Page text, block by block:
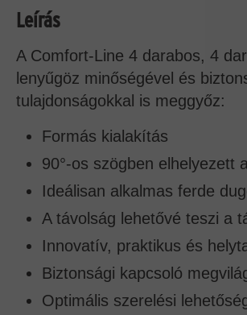
Leírás
A Comfort-Line 4 darabos, 4
lenyűgöz minőségével és
tulajdonságokkal is meggyőz:
Formás kialakítás
90°-os szögben elhelyezett
Ideálisan alkalmas ferde
A távolság lehetővé teszi a
Innovatív, praktikus és
Biztonsági kapcsoló
Optimális szerelési